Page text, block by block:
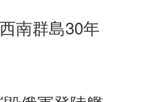
南群島30年